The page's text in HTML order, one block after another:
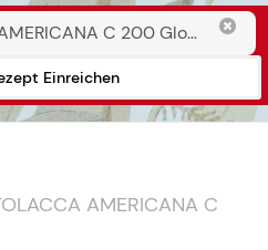
Einreichen
AMERICANA C